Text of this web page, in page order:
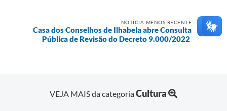
NOTÍCIA MENOS RECENTE
Casa dos Conselhos de Ilhabela abre Consulta
Pública de Revisão do Decreto 9.000/2022
VEJA MAIS da categoriaCultura